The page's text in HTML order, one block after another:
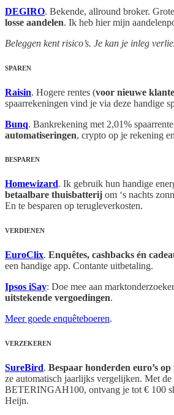
DEGIRO. Bekende, allround broker.
losse aandelen. Ik heb hier mijn
Beleggen kent risico’s. Je kan je inleg
SPAREN
Raisin. Hogere rentes (voor nieuwe
spaarrekeningen vind je via deze handige
Bunq. Bankrekening met 2,01%
automatiseringen, crypto op je rekening
BESPAREN
Homewizard. Ik gebruik hun handige
betaalbare thuisbatterij om ‘s nachts
En te besparen op terugleverkosten.
VERDIENEN
EuroClix. Enquêtes, cashbacks én
een handige app. Contante uitbetaling.
Ipsos iSay: Doe mee aan
uitstekende vergoedingen.
Meer goede enquêteboeren.
VERZEKEREN
SureBird. Bespaar honderden euro’s
ze automatisch jaarlijks vergelijken. Met de
BETERINGAH100, ontvang je tot € 100
Heijn.